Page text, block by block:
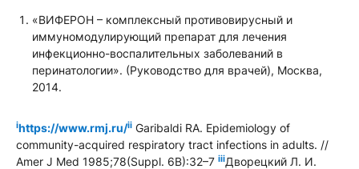
«ВИФЕРОН – комплексный противовирусный и
иммуномодулирующий препарат для лечения
инфекционно-воспалительных заболеваний в
перинатологии». (Руководство для врачей), Москва,
2014.
ihttps://www.rmj.ru/ii Garibaldi RA. Epidemiology of
community-acquired respiratory tract infections in adults. //
Amer J Med 1985;78(Suppl. 6B):32–7 iiiДворецкий Л. И.